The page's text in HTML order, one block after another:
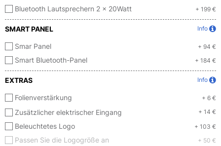
Bluetooth Lautsprechern 2 x 20Watt + 199 €
SMART PANEL Info
Smar Panel + 94 €
Smart Bluetooth-Panel + 184 €
EXTRAS Info
Folienverstärkung + 6 €
Zusätzlicher elektrischer Eingang + 14 €
Beleuchtetes Logo + 103 €
Passen Sie die Logogröße an + 50 €